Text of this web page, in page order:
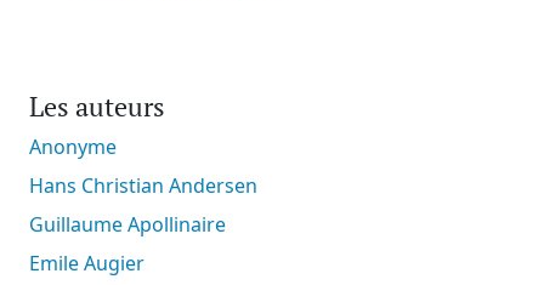
Les auteurs
Anonyme
Hans Christian Andersen
Guillaume Apollinaire
Emile Augier